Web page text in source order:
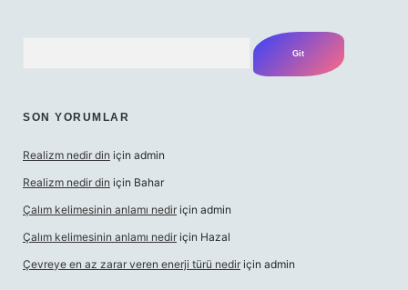
SON YORUMLAR
Realizm nedir din için admin
Realizm nedir din için Bahar
Çalım kelimesinin anlamı nedir için admin
Çalım kelimesinin anlamı nedir için Hazal
Çevreye en az zarar veren enerji türü nedir için admin